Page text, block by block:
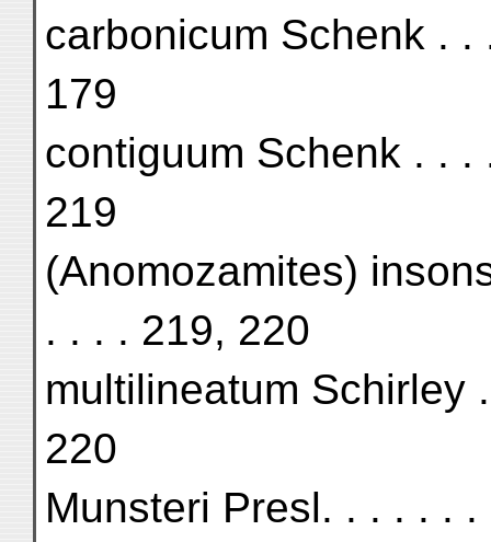
carbonicum Schenk .
179
contiguum Schenk . .
219
(Anomozamites)
. . . . 219, 220
multilineatum Schirley
220
Munsteri Presl. . . . . .